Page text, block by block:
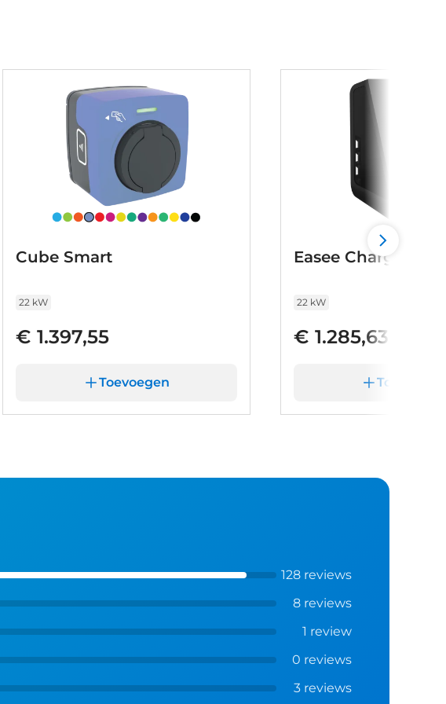
Cube Smart
22 kW
€ 1.397,55
Toevoegen
Easee Charge
22 kW
€ 1.285,63
128 reviews
8 reviews
1 review
0 reviews
3 reviews